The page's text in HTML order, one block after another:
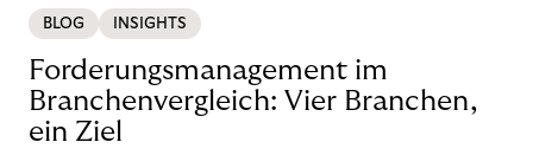
BLOG INSIGHTS
Forderungsmanagement im
Branchenvergleich: Vier Branchen,
ein Ziel